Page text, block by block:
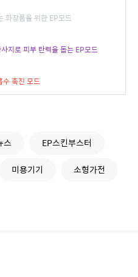
화장품을 위한 EP모드
지로 피부 탄력을 돕는 EP모드
촉진 모드
스
EP스킨부스터
미용기기
소형가전